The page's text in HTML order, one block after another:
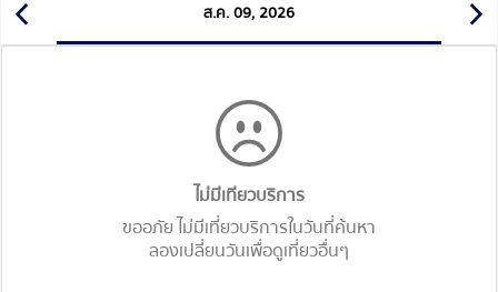
ส.ค. 09, 2026
ไม่มีเทียวบริการ
ขออภัย ไม่มีเที่ยวบริการในวันที่ค้นหา
ลองเปลี่ยนวันเพื่อดูเที่ยวอื่นๆ